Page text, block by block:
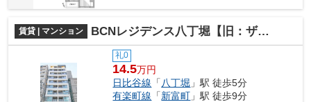
賃貸 | マンション BCNレジデンス八丁堀【旧：ザ・ライオンズフォーシア八丁堀】
礼0
14.5万円
日比谷線 「 八丁堀 」駅 徒歩5分
有楽町線 「新富町 」駅 徒歩9分